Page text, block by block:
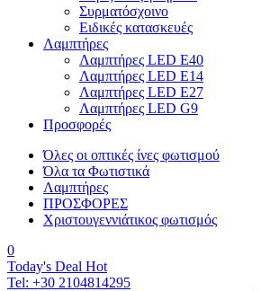
Συρματόσχοινο
Ειδικές κατασκευές
Λαμπτήρες
Λαμπτήρες LED E40
Λαμπτήρες LED E14
Λαμπτήρες LED E27
Λαμπτήρες LED G9
Προσφορές
Όλες οι οπτικές ίνες φωτισμού
Όλα τα Φωτιστικά
Λαμπτήρες
ΠΡΟΣΦΟΡΕΣ
Χριστουγεννιάτικος φωτισμός
0
Today's Deal Hot
Tel: +30 2104814295